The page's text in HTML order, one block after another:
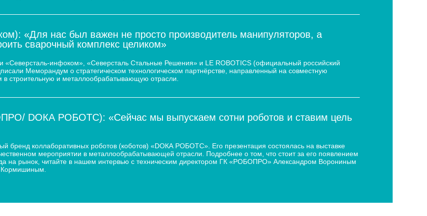
«Для нас был важен не просто производитель манипуляторов, а
сварочный комплекс целиком»
«Северсталь-инфоком», «Северсталь Стальные Решения» и LE ROBOTICS (официальный российский
Меморандум о стратегическом технологическом партнёрстве, направленный на совместную
в строительную и металлообрабатывающую отрасли.
DOКА РОБОТС): «Сейчас мы выпускаем сотни роботов и ставим цель
бренд коллаборативных роботов (коботов) «DОКА РОБОТС». Его презентация состоялась на выставке
мероприятии в металлообрабатывающей отрасли. Подробнее о том, что стоит за его появлением
на рынок, читайте в нашем интервью с техническим директором ГК «РОБОПРО» Александром Ворониным
Кормишиным.